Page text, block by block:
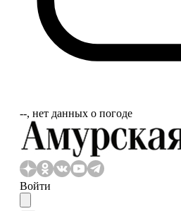
‐‐, нет данных о погоде
Войти